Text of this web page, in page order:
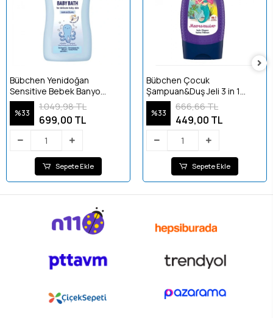
Bübchen Yenidoğan
Sensitive Bebek Banyo
Köpüğü 400 ml
%33
1.049,98 TL
699,00 TL
Sepete Ekle
Bübchen Çocuk
Şampuan&Duş Jeli 3 in 1
Ocean Breeze 230 ml
%33
666,66 TL
449,00 TL
Sepete Ekle